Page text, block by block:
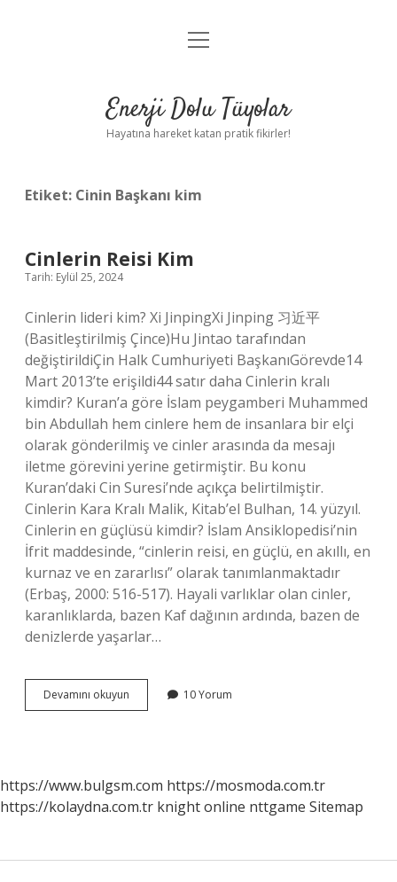
Anasayfa
Yasal Uyarı
menüyü
Enerji Dolu Tüyolar
Hayatına hareket katan pratik fikirler!
Etiket: Cinin Başkanı kim
Cinlerin Reisi Kim
Tarih: Eylül 25, 2024
Cinlerin lideri kim? Xi JinpingXi Jinping 习近平
(Basitleştirilmiş Çince)Hu Jintao tarafından
değiştirildiÇin Halk Cumhuriyeti BaşkanıGörevde14
Mart 2013’te erişildi44 satır daha Cinlerin kralı
kimdir? Kuran’a göre İslam peygamberi Muhammed
bin Abdullah hem cinlere hem de insanlara bir elçi
olarak gönderilmiş ve cinler arasında da mesajı
iletme görevini yerine getirmiştir. Bu konu
Kuran’daki Cin Suresi’nde açıkça belirtilmiştir.
Cinlerin Kara Kralı Malik, Kitab’el Bulhan, 14. yüzyıl.
Cinlerin en güçlüsü kimdir? İslam Ansiklopedisi’nin
İfrit maddesinde, “cinlerin reisi, en güçlü, en akıllı, en
kurnaz ve en zararlısı” olarak tanımlanmaktadır
(Erbaş, 2000: 516-517). Hayali varlıklar olan cinler,
karanlıklarda, bazen Kaf dağının ardında, bazen de
denizlerde yaşarlar…
Devamını okuyun
Reisi
10 Yorum
https://www.bulgsm.com https://mosmoda.com.tr
https://kolaydna.com.tr knight online nttgame Sitemap